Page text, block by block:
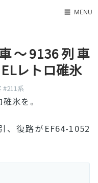
About
LED SS表
☰ MENU
〜9136列車
レトロ碓氷
#211系
氷を。
、復路がEF64-1052